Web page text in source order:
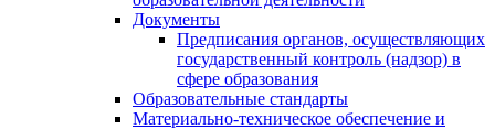
Документы
Предписания органов, осуществляющих
государственный контроль (надзор) в
сфере образования
Образовательные стандарты
Материально-техническое обеспечение и